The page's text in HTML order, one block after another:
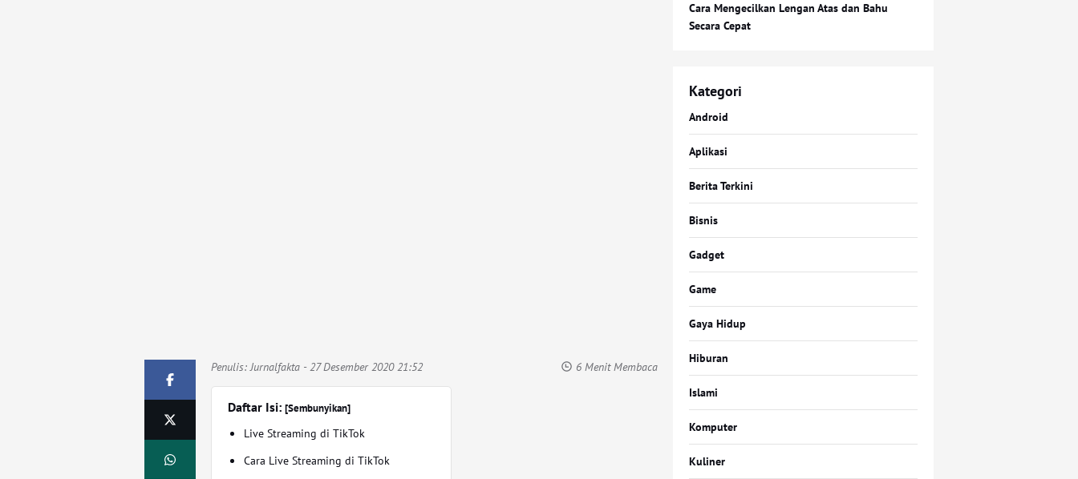
Penulis: Jurnalfakta - 27 Desember 2020 21:52 6 Menit Membaca
Daftar Isi:[Sembunyikan]
Live Streaming di TikTok
Cara Live Streaming di TikTok
Cara Mengecilkan Lengan Atas dan Bahu
Secara Cepat
Kategori
Android
Aplikasi
Berita Terkini
Bisnis
Gadget
Game
Gaya Hidup
Hiburan
Islami
Komputer
Kuliner